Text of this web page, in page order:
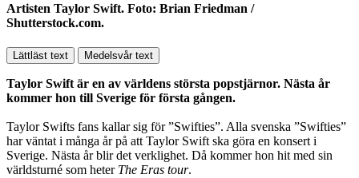
Artisten Taylor Swift. Foto: Brian Friedman /
Shutterstock.com.
Lättläst text Medelsvår text
Taylor Swift är en av världens största popstjärnor. Nästa år
kommer hon till Sverige för första gången.
Taylor Swifts fans kallar sig för ”Swifties”. Alla svenska ”Swifties”
har väntat i många år på att Taylor Swift ska göra en konsert i
Sverige. Nästa år blir det verklighet. Då kommer hon hit med sin
världsturné som heter The Eras tour.